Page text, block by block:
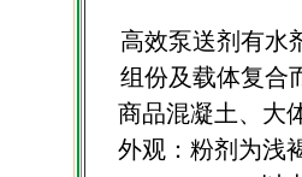
高效泵送剂有水
组份及载体复合
商品混凝土、大
外观：粉剂为浅